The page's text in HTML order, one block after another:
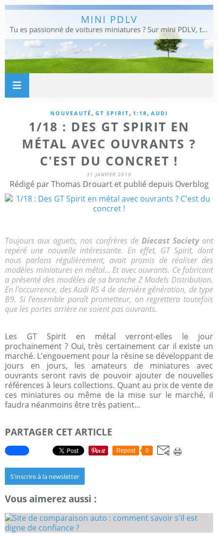
MINI PDLV
Tu es passionné de voitures miniatures ? Sur mini PDLV, tu trouveras les meilleurs bons plans pour acheter des voitures au 1:43, 1:18 ou 1:24. Tu pourras aussi découvrir des modèles de collection sous tous leurs angles. Pour ne rien louper de l'actualité des voitures miniatures, rejoins-nous !
NOUVEAUTÉ , GT SPIRIT, 1:18 , AUDI
1/18 : DES GT SPIRIT EN
MÉTAL AVEC OUVRANTS ?
C'EST DU CONCRET !
31 JANVIER 2019
Rédigé par Thomas Drouart et publié depuis Overblog
Toujours aux aguets, nos confrères de Diecast Societyont
repéré une nouvelle intéressante. En effet, GT Spirit, dont
nous parlons régulièrement, avait promis de réaliser des
modèles miniatures en métal... Et avec ouvrants. Ce fabricant
a présenté des modèles de sa branche Z Models Distribution.
En l'occurrence, des Audi RS 4 de dernière génération, de type
B9. Si l'ensemble paraît prometteur, on regrettera toutefois
que les portes arrière ne soient pas ouvrants.
Les GT Spirit en métal verront-elles le jour
prochainement ? Oui, très certainement car il existe un
marché. L'engouement pour la résine se développant de
jours en jours, les amateurs de miniatures avec
ouvrants seront ravis de pouvoir ajouter de nouvelles
références à leurs collections. Quant au prix de vente de
ces miniatures ou même de la mise sur le marché, il
faudra néanmoins être très patient...
PARTAGER CET ARTICLE
Repost 0
S'inscrire à la newsletter
Vous aimerez aussi :